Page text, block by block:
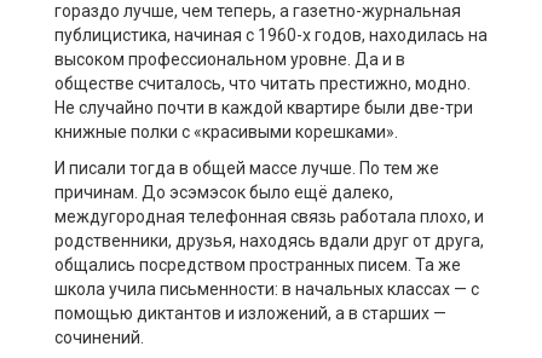
гораздо лучше, чем теперь, а газетно-журнальная
публицистика, начиная с 1960-х годов, находилась на
высоком профессиональном уровне. Да и в
обществе считалось, что читать престижно, модно.
Не случайно почти в каждой квартире были две-три
книжные полки с «красивыми корешками».
И писали тогда в общей массе лучше. По тем же
причинам. До эсэмэсок было ещё далеко,
междугородная телефонная связь работала плохо, и
родственники, друзья, находясь вдали друг от друга,
общались посредством пространных писем. Та же
школа учила письменности: в начальных классах — с
помощью диктантов и изложений, а в старших —
сочинений.